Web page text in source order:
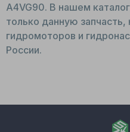
A4VG90. В нашем
только данную запчасть,
гидромоторов и
России.